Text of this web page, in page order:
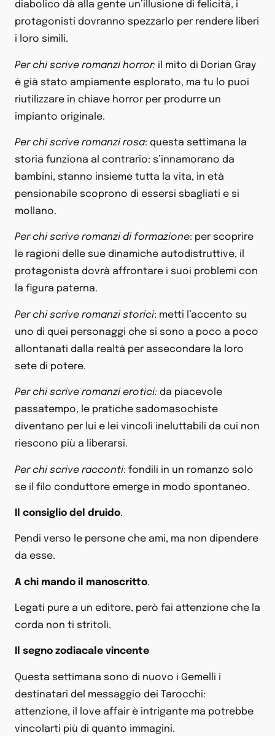
diabolico dà alla gente un’illusione di felicità, i
protagonisti dovranno spezzarlo per rendere liberi
i loro simili.
Per chi scrive romanzi horror: il mito di Dorian Gray
è già stato ampiamente esplorato, ma tu lo puoi
riutilizzare in chiave horror per produrre un
impianto originale.
Per chi scrive romanzi rosa: questa settimana la
storia funziona al contrario: s’innamorano da
bambini, stanno insieme tutta la vita, in età
pensionabile scoprono di essersi sbagliati e si
mollano.
Per chi scrive romanzi di formazione: per scoprire
le ragioni delle sue dinamiche autodistruttive, il
protagonista dovrà affrontare i suoi problemi con
la figura paterna.
Per chi scrive romanzi storici: metti l’accento su
uno di quei personaggi che si sono a poco a poco
allontanati dalla realtà per assecondare la loro
sete di potere.
Per chi scrive romanzi erotici: da piacevole
passatempo, le pratiche sadomasochiste
diventano per lui e lei vincoli ineluttabili da cui non
riescono più a liberarsi.
Per chi scrive racconti: fondili in un romanzo solo
se il filo conduttore emerge in modo spontaneo.
Il consiglio del druido.
Pendi verso le persone che ami, ma non dipendere
da esse.
A chi mando il manoscritto.
Legati pure a un editore, però fai attenzione che la
corda non ti stritoli.
Il segno zodiacale vincente
Questa settimana sono di nuovo i Gemelli i
destinatari del messaggio dei Tarocchi:
attenzione, il love affair è intrigante ma potrebbe
vincolarti più di quanto immagini.